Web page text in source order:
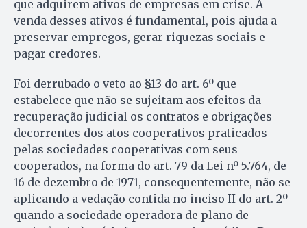
que adquirem ativos de empresas em crise. A
venda desses ativos é fundamental, pois ajuda a
preservar empregos, gerar riquezas sociais e
pagar credores.
Foi derrubado o veto ao §13 do art. 6º que
estabelece que não se sujeitam aos efeitos da
recuperação judicial os contratos e obrigações
decorrentes dos atos cooperativos praticados
pelas sociedades cooperativas com seus
cooperados, na forma do art. 79 da Lei nº 5.764, de
16 de dezembro de 1971, consequentemente, não se
aplicando a vedação contida no inciso II do art. 2º
quando a sociedade operadora de plano de